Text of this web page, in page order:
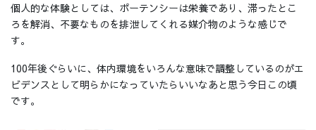
個人的な体験としては、ポーテンシーは栄養であり、滞ったとこ
ろを解消、不要なものを排泄してくれる媒介物のような感じで
す。
100年後ぐらいに、体内環境をいろんな意味で調整しているのがエ
ビデンスとして明らかになっていたらいいなあと思う今日この頃
です。